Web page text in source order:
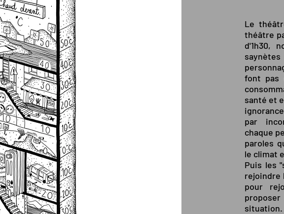
Le
théâtre
d'1h30,
font pas
santé et
par
chaque
paroles
le climat
Puis les
rejoindre
pour
situation.